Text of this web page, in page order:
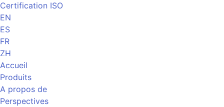
Certification ISO
EN
ES
FR
ZH
Accueil
Produits
A propos de
Perspectives